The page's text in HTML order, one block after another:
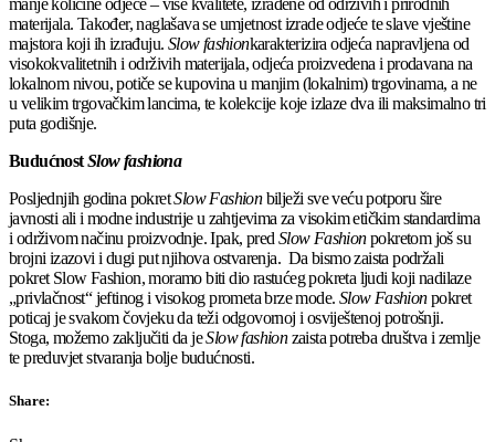
manje količine odjeće – više kvalitete, izrađene od održivih i prirodnih
materijala. Također, naglašava se umjetnost izrade odjeće te slave vještine
majstora koji ih izrađuju. Slow fashionkarakterizira odjeća napravljena od
visokokvalitetnih i održivih materijala, odjeća proizvedena i prodavana na
lokalnom nivou, potiče se kupovina u manjim (lokalnim) trgovinama, a ne
u velikim trgovačkim lancima, te kolekcije koje izlaze dva ili maksimalno tri
puta godišnje.
BudućnostSlow fashiona
Posljednjih godina pokretSlow Fashionbilježi sve veću potporu šire
javnosti ali i modne industrije u zahtjevima za visokim etičkim standardima
i održivom načinu proizvodnje. Ipak, pred Slow Fashionpokretom još su
brojni izazovi i dugi put njihova ostvarenja. Da bismo zaista podržali
pokret Slow Fashion, moramo biti dio rastućeg pokreta ljudi koji nadilaze
„privlačnost“ jeftinog i visokog prometa brze mode. Slow Fashionpokret
poticaj je svakom čovjeku da teži odgovornoj i osviještenoj potrošnji.
Stoga, možemo zaključiti da jeSlow fashionzaista potreba društva i zemlje
te preduvjet stvaranja bolje budućnosti.
Share: